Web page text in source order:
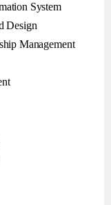
System
Design
Management